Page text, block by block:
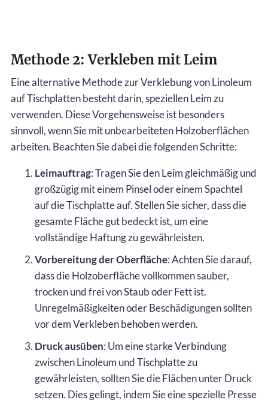
Methode 2: Verkleben mit Leim
Eine alternative Methode zur Verklebung von Linoleum
auf Tischplatten besteht darin, speziellen Leim zu
verwenden. Diese Vorgehensweise ist besonders
sinnvoll, wenn Sie mit unbearbeiteten Holzoberflächen
arbeiten. Beachten Sie dabei die folgenden Schritte:
Leimauftrag: Tragen Sie den Leim gleichmäßig und
großzügig mit einem Pinsel oder einem Spachtel
auf die Tischplatte auf. Stellen Sie sicher, dass die
gesamte Fläche gut bedeckt ist, um eine
vollständige Haftung zu gewährleisten.
Vorbereitung der Oberfläche: Achten Sie darauf,
dass die Holzoberfläche vollkommen sauber,
trocken und frei von Staub oder Fett ist.
Unregelmäßigkeiten oder Beschädigungen sollten
vor dem Verkleben behoben werden.
Druck ausüben: Um eine starke Verbindung
zwischen Linoleum und Tischplatte zu
gewährleisten, sollten Sie die Flächen unter Druck
setzen. Dies gelingt, indem Sie eine spezielle Presse